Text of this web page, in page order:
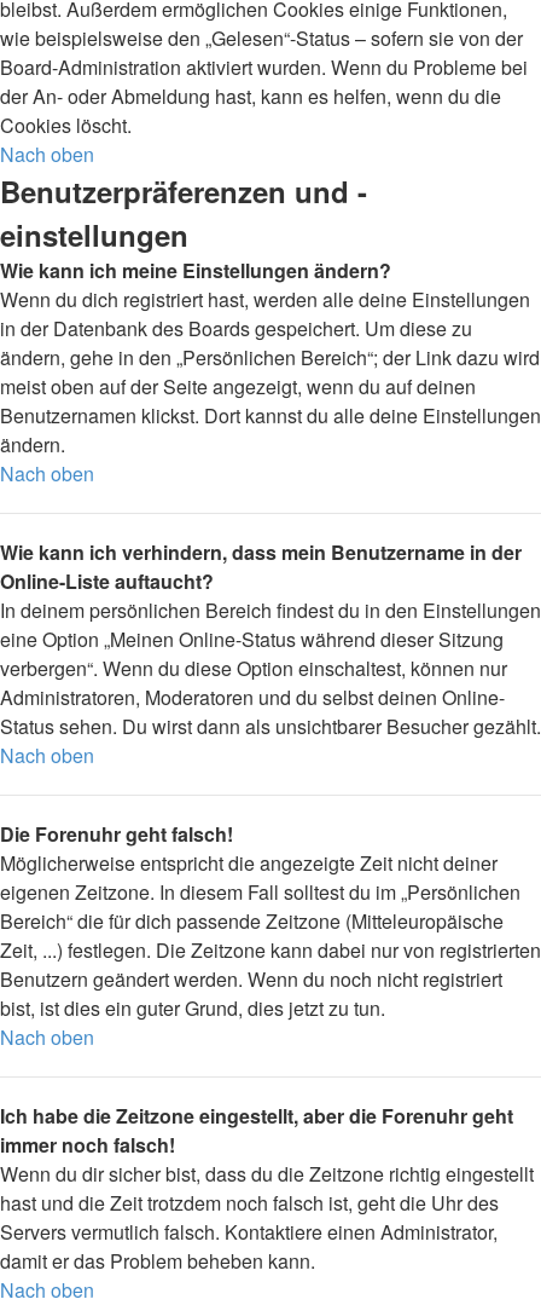
bleibst. Außerdem ermöglichen Cookies einige Funktionen,
wie beispielsweise den „Gelesen“-Status – sofern sie von der
Board-Administration aktiviert wurden. Wenn du Probleme bei
der An- oder Abmeldung hast, kann es helfen, wenn du die
Cookies löscht.
Nach oben
Benutzerpräferenzen und -
einstellungen
Wie kann ich meine Einstellungen ändern?
Wenn du dich registriert hast, werden alle deine Einstellungen
in der Datenbank des Boards gespeichert. Um diese zu
ändern, gehe in den „Persönlichen Bereich“; der Link dazu wird
meist oben auf der Seite angezeigt, wenn du auf deinen
Benutzernamen klickst. Dort kannst du alle deine Einstellungen
ändern.
Nach oben
Wie kann ich verhindern, dass mein Benutzername in der
Online-Liste auftaucht?
In deinem persönlichen Bereich findest du in den Einstellungen
eine Option „Meinen Online-Status während dieser Sitzung
verbergen“. Wenn du diese Option einschaltest, können nur
Administratoren, Moderatoren und du selbst deinen Online-
Status sehen. Du wirst dann als unsichtbarer Besucher gezählt.
Nach oben
Die Forenuhr geht falsch!
Möglicherweise entspricht die angezeigte Zeit nicht deiner
eigenen Zeitzone. In diesem Fall solltest du im „Persönlichen
Bereich“ die für dich passende Zeitzone (Mitteleuropäische
Zeit, ...) festlegen. Die Zeitzone kann dabei nur von registrierten
Benutzern geändert werden. Wenn du noch nicht registriert
bist, ist dies ein guter Grund, dies jetzt zu tun.
Nach oben
Ich habe die Zeitzone eingestellt, aber die Forenuhr geht
immer noch falsch!
Wenn du dir sicher bist, dass du die Zeitzone richtig eingestellt
hast und die Zeit trotzdem noch falsch ist, geht die Uhr des
Servers vermutlich falsch. Kontaktiere einen Administrator,
damit er das Problem beheben kann.
Nach oben